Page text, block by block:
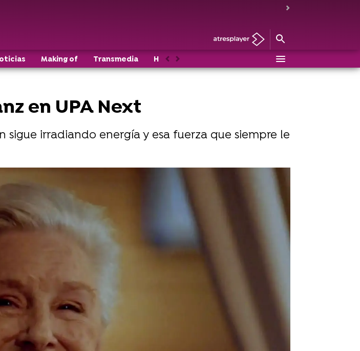
Making of Transmedia Historias de UPA Next Mahou
AnteriorSiguiente
en UPA Next
sigue irradiando energía y esa fuerza que siempre le